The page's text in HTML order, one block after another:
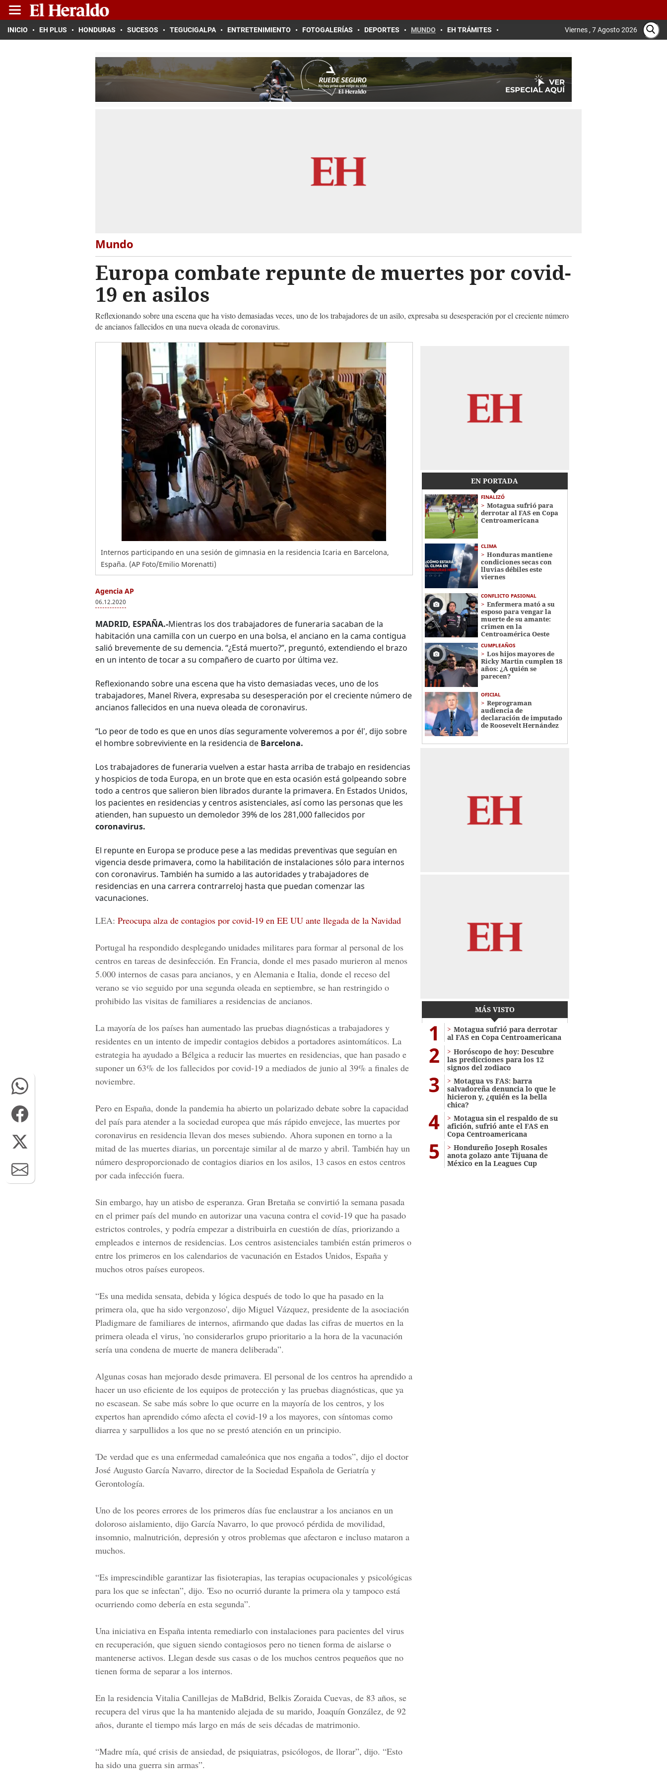
INICIO EH PLUS HONDURAS SUCESOS TEGUCIGALPA ENTRETENIMIENTO FOTOGALERÍAS DEPORTES MUNDO EH TRÁMITES Viernes , 7 Agosto 2026
Mundo
Europa combate repunte de muertes por covid-
19 en asilos
Reflexionando sobre una escena que ha visto demasiadas veces, uno de los trabajadores de un asilo, expresaba su desesperación por el creciente número
de ancianos fallecidos en una nueva oleada de coronavirus.
Internos participando en una sesión de gimnasia en la residencia Icaria en Barcelona,
España. (AP Foto/Emilio Morenatti)
Agencia AP
06.12.2020
MADRID, ESPAÑA.-Mientras los dos trabajadores de funeraria sacaban de la
habitación una camilla con un cuerpo en una bolsa, el anciano en la cama contigua
salió brevemente de su demencia. “¿Está muerto?”, preguntó, extendiendo el brazo
en un intento de tocar a su compañero de cuarto por última vez.
Reflexionando sobre una escena que ha visto demasiadas veces, uno de los
trabajadores, Manel Rivera, expresaba su desesperación por el creciente número de
ancianos fallecidos en una nueva oleada de coronavirus.
“Lo peor de todo es que en unos días seguramente volveremos a por él', dijo sobre
el hombre sobreviviente en la residencia de Barcelona.
Los trabajadores de funeraria vuelven a estar hasta arriba de trabajo en residencias
y hospicios de toda Europa, en un brote que en esta ocasión está golpeando sobre
todo a centros que salieron bien librados durante la primavera. En Estados Unidos,
los pacientes en residencias y centros asistenciales, así como las personas que les
atienden, han supuesto un demoledor 39% de los 281,000 fallecidos por
coronavirus.
El repunte en Europa se produce pese a las medidas preventivas que seguían en
vigencia desde primavera, como la habilitación de instalaciones sólo para internos
con coronavirus. También ha sumido a las autoridades y trabajadores de
residencias en una carrera contrarreloj hasta que puedan comenzar las
vacunaciones.
LEA: Preocupa alza de contagios por covid-19 en EE UU ante llegada de la Navidad
Portugal ha respondido desplegando unidades militares para formar al personal de los
centros en tareas de desinfección. En Francia, donde el mes pasado murieron al menos
5.000 internos de casas para ancianos, y en Alemania e Italia, donde el receso del
verano se vio seguido por una segunda oleada en septiembre, se han restringido o
prohibido las visitas de familiares a residencias de ancianos.
La mayoría de los países han aumentado las pruebas diagnósticas a trabajadores y
residentes en un intento de impedir contagios debidos a portadores asintomáticos. La
estrategia ha ayudado a Bélgica a reducir las muertes en residencias, que han pasado e
suponer un 63% de los fallecidos por covid-19 a mediados de junio al 39% a finales de
noviembre.
Pero en España, donde la pandemia ha abierto un polarizado debate sobre la capacidad
del país para atender a la sociedad europea que más rápido envejece, las muertes por
coronavirus en residencia llevan dos meses subiendo. Ahora suponen en torno a la
mitad de las muertes diarias, un porcentaje similar al de marzo y abril. También hay un
número desproporcionado de contagios diarios en los asilos, 13 casos en estos centros
por cada infección fuera.
Sin embargo, hay un atisbo de esperanza. Gran Bretaña se convirtió la semana pasada
en el primer país del mundo en autorizar una vacuna contra el covid-19 que ha pasado
estrictos controles, y podría empezar a distribuirla en cuestión de días, priorizando a
empleados e internos de residencias. Los centros asistenciales también están primeros o
entre los primeros en los calendarios de vacunación en Estados Unidos, España y
muchos otros países europeos.
“Es una medida sensata, debida y lógica después de todo lo que ha pasado en la
primera ola, que ha sido vergonzoso', dijo Miguel Vázquez, presidente de la asociación
Pladigmare de familiares de internos, afirmando que dadas las cifras de muertos en la
primera oleada el virus, 'no considerarlos grupo prioritario a la hora de la vacunación
sería una condena de muerte de manera deliberada”.
Algunas cosas han mejorado desde primavera. El personal de los centros ha aprendido a
hacer un uso eficiente de los equipos de protección y las pruebas diagnósticas, que ya
no escasean. Se sabe más sobre lo que ocurre en la mayoría de los centros, y los
expertos han aprendido cómo afecta el covid-19 a los mayores, con síntomas como
diarrea y sarpullidos a los que no se prestó atención en un principio.
'De verdad que es una enfermedad camaleónica que nos engaña a todos”, dijo el doctor
José Augusto García Navarro, director de la Sociedad Española de Geriatría y
Gerontología.
Uno de los peores errores de los primeros días fue enclaustrar a los ancianos en un
doloroso aislamiento, dijo García Navarro, lo que provocó pérdida de movilidad,
insomnio, malnutrición, depresión y otros problemas que afectaron e incluso mataron a
muchos.
“Es imprescindible garantizar las fisioterapias, las terapias ocupacionales y psicológicas
para los que se infectan”, dijo. 'Eso no ocurrió durante la primera ola y tampoco está
ocurriendo como debería en esta segunda”.
Una iniciativa en España intenta remediarlo con instalaciones para pacientes del virus
en recuperación, que siguen siendo contagiosos pero no tienen forma de aislarse o
mantenerse activos. Llegan desde sus casas o de los muchos centros pequeños que no
tienen forma de separar a los internos.
En la residencia Vitalia Canillejas de MaBdrid, Belkis Zoraida Cuevas, de 83 años, se
recupera del virus que la ha mantenido alejada de su marido, Joaquín González, de 92
años, durante el tiempo más largo en más de seis décadas de matrimonio.
“Madre mía, qué crisis de ansiedad, de psiquiatras, psicólogos, de llorar”, dijo. “Esto
ha sido una guerra sin armas”.
EN PORTADA
FINALIZÓ
Motagua sufrió para
derrotar al FAS en Copa
Centroamericana
CLIMA
Honduras mantiene
condiciones secas con
lluvias débiles este
viernes
CONFLICTO PASIONAL
Enfermera mató a su
esposo para vengar la
muerte de su amante:
crimen en la
Centroamérica Oeste
CUMPLEAÑOS
Los hijos mayores de
Ricky Martin cumplen 18
años: ¿A quién se
parecen?
OFICIAL
Reprograman
audiencia de
declaración de imputado
de Roosevelt Hernández
MÁS VISTO
1
Motagua sufrió para derrotar
al FAS en Copa Centroamericana
2
Horóscopo de hoy: Descubre
las predicciones para los 12
signos del zodiaco
3
Motagua vs FAS: barra
salvadoreña denuncia lo que le
hicieron y, ¿quién es la bella
chica?
4
Motagua sin el respaldo de su
afición, sufrió ante el FAS en
Copa Centroamericana
5
Hondureño Joseph Rosales
anota golazo ante Tijuana de
México en la Leagues Cup